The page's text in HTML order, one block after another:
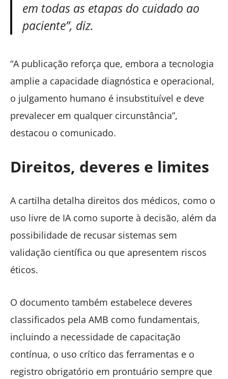
em todas as etapas do cuidado ao
paciente”, diz.
“A publicação reforça que, embora a tecnologia
amplie a capacidade diagnóstica e operacional,
o julgamento humano é insubstituível e deve
prevalecer em qualquer circunstância”,
destacou o comunicado.
Direitos, deveres e limites
A cartilha detalha direitos dos médicos, como o
uso livre de IA como suporte à decisão, além da
possibilidade de recusar sistemas sem
validação científica ou que apresentem riscos
éticos.
O documento também estabelece deveres
classificados pela AMB como fundamentais,
incluindo a necessidade de capacitação
contínua, o uso crítico das ferramentas e o
registro obrigatório em prontuário sempre que